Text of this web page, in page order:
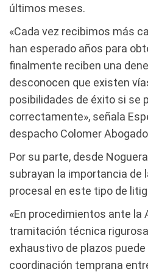
últimos meses.
«Cada vez recibimos más
han esperado años para
finalmente reciben una
desconocen que existen
posibilidades de éxito si se
correctamente», señala
despacho Colomer
Por su parte, desde
subrayan la importancia de
procesal en este tipo de
«En procedimientos ante la
tramitación técnica
exhaustivo de plazos
coordinación temprana